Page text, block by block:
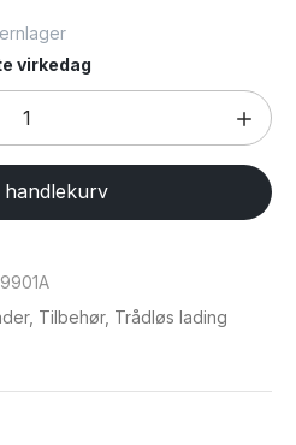
virkedag
handlekurv
, Tilbehør, Trådløs lading